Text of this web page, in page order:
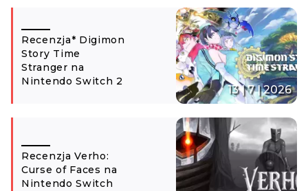
Recenzja* Digimon
Story Time
Stranger na
Nintendo Switch 2
13 | 7 | 2026
Recenzja Verho:
Curse of Faces na
Nintendo Switch